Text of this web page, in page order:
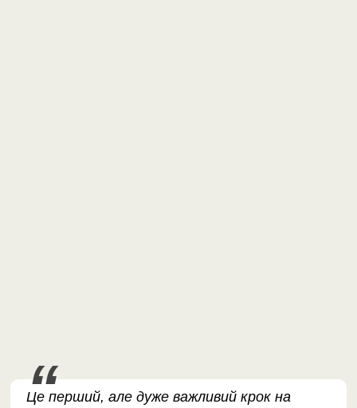
Це перший, але дуже важливий крок на